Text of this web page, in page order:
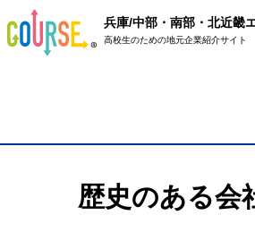
兵庫/中部・南部・北近畿
高校生のための地元企業紹介サイト
歴史のある会